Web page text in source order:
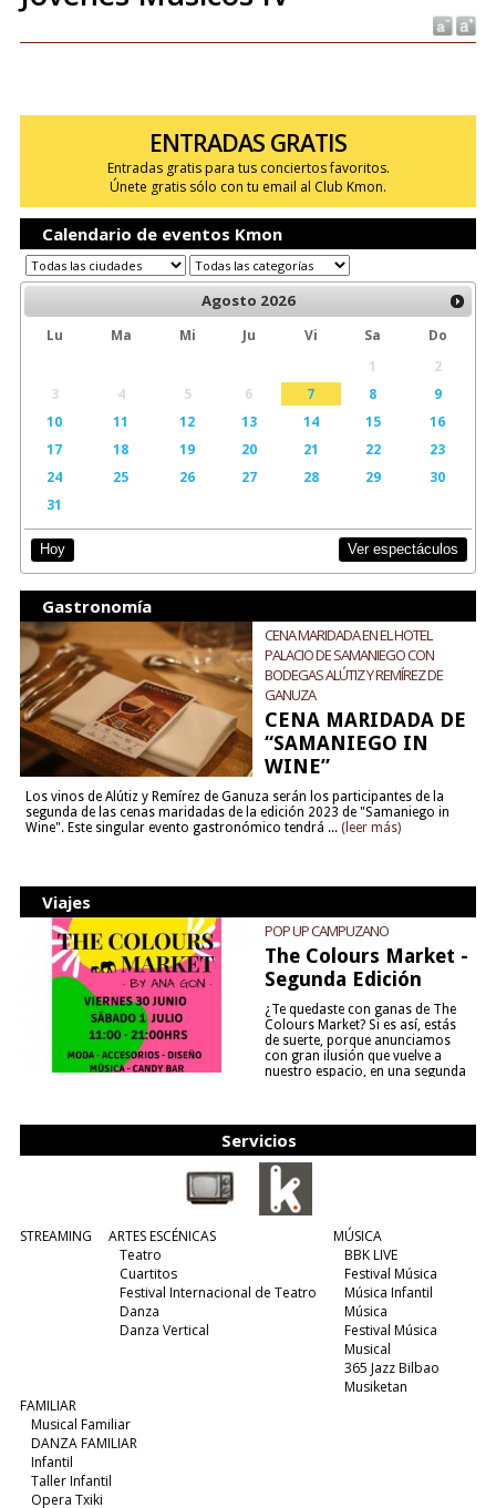
ENTRADAS GRATIS
Entradas gratis para tus conciertos favoritos.
Únete gratis sólo con tu email al Club Kmon.
Calendario de eventos Kmon
Agosto 2026
Lu Ma Mi Ju Vi Sa
Do
1
2
3
4 5 6 7 8
9
10
11 12 13 14 15
16
17
18 19 20 21 22
23
24
25 26 27 28 29
30
31
Hoy Ver espectáculos
Gastronomía
CENA MARIDADA EN EL HOTEL
PALACIO DE SAMANIEGO CON
BODEGAS ALÚTIZ Y REMÍREZ DE
GANUZA
CENA MARIDADA DE
“SAMANIEGO IN
WINE”
Los vinos de Alútiz y Remírez de Ganuza serán los participantes de la
segunda de las cenas maridadas de la edición 2023 de "Samaniego in
Wine". Este singular evento gastronómico tendrá ... (leer más)
Viajes
POP UP CAMPUZANO
The Colours Market -
Segunda Edición
¿Te quedaste con ganas de The
Colours Market? Si es así, estás
de suerte, porque anunciamos
con gran ilusión que vuelve a
nuestro espacio, en una segunda
Servicios
STREAMING
ARTES ESCÉNICAS
Teatro
Cuartitos
Festival Internacional de Teatro
Danza
Danza Vertical
MÚSICA
BBK LIVE
Festival Música
Música Infantil
Música
Festival Música
Musical
365 Jazz Bilbao
Musiketan
FAMILIAR
Musical Familiar
DANZA FAMILIAR
Infantil
Taller Infantil
Opera Txiki